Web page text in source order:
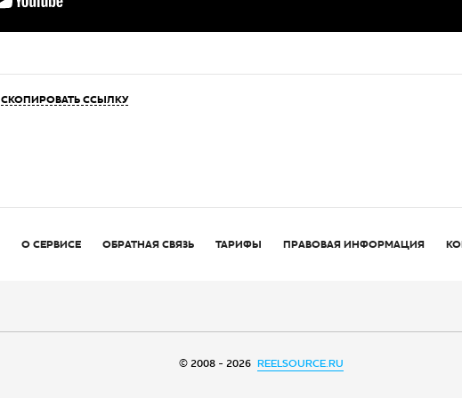
СКОПИРОВАТЬ ССЫЛКУ
О СЕРВИСЕ ОБРАТНАЯ СВЯЗЬ ТАРИФЫ ПРАВОВАЯ ИНФОРМАЦИЯ
© 2008 - 2026 REELSOURCE.RU